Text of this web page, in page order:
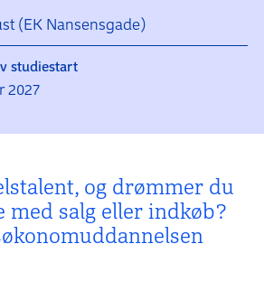
(EK Nansensgade)
studiestart
2027
og drømmer du
med salg eller indkøb?